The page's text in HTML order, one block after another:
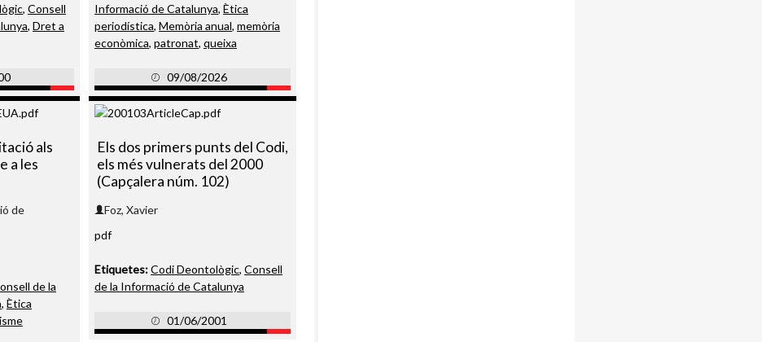
, Consell
, Dret a
Informació de Catalunya, Ètica
periodística, Memòria anual, memòria
econòmica, patronat, queixa
09/08/2026
als
a les
de
de la
, Ètica
Els dos primers punts del Codi,
els més vulnerats del 2000
(Capçalera núm. 102)
Foz, Xavier
pdf
Etiquetes:Codi Deontològic, Consell
de la Informació de Catalunya
01/06/2001